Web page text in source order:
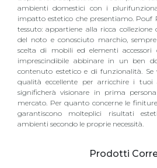
ambienti domestici con i
impatto estetico che presentiamo.
tessuto: appartiene alla ricca
del noto e conosciuto marchio,
scelta di mobili ed elementi
imprescindibile abbinare in un ben
contenuto estetico e di funzionalità.
qualità eccellente per arricchire i tuoi
significherà visionare in prima
mercato. Per quanto concerne le
garantiscono molteplici risultati
ambienti secondo le proprie necessità.
Prodotti